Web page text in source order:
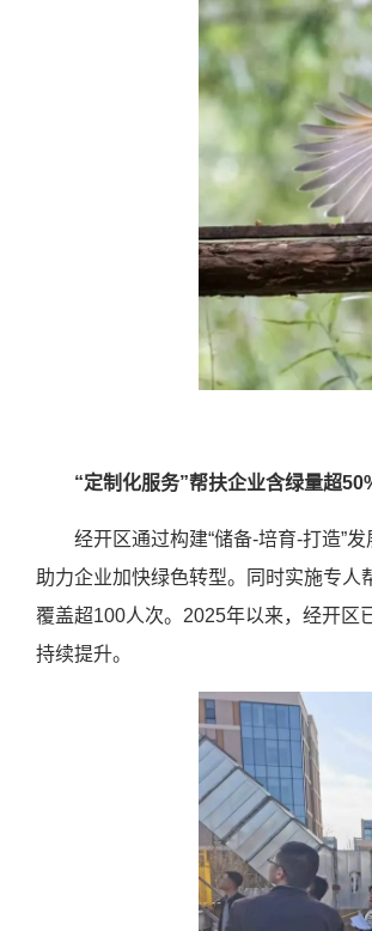
“定制化服务”帮扶企业含绿量超
经开区通过构建“储备-培育-打造”
助力企业加快绿色转型。同时实施专人
覆盖超100人次。2025年以来，经开区
持续提升。